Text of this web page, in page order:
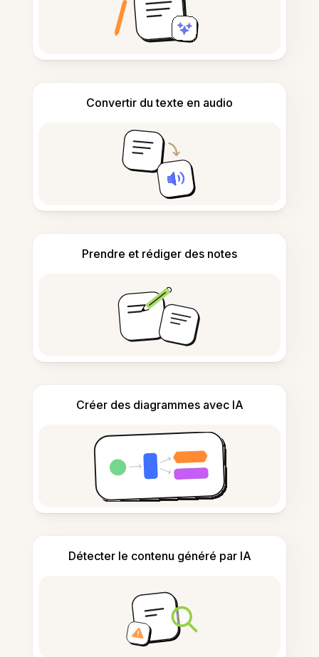
Convertir du texte en audio
Prendre et rédiger des notes
Créer des diagrammes avec IA
Détecter le contenu généré par IA